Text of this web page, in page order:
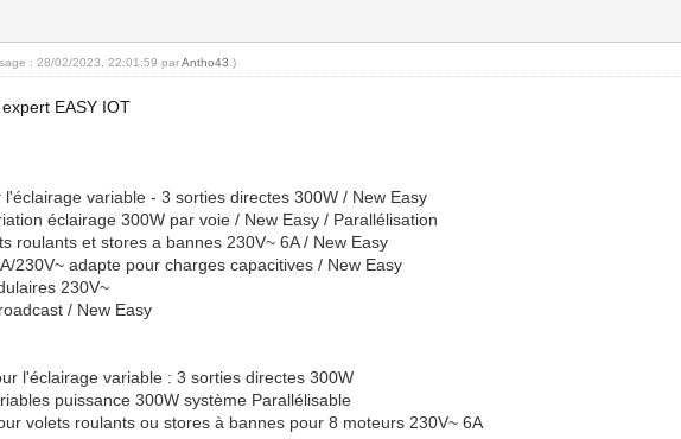
: 28/02/2023, 22:01:59 parAntho43 .)
EASY IOT
variable - 3 sorties directes 300W / New Easy
éclairage 300W par voie / New Easy / Parallélisation
roulants et stores a bannes 230V~ 6A / New Easy
230V~ adapte pour charges capacitives / New Easy
230V~
/ New Easy
l'éclairage variable : 3 sorties directes 300W
puissance 300W système Parallélisable
volets roulants ou stores à bannes pour 8 moteurs 230V~ 6A